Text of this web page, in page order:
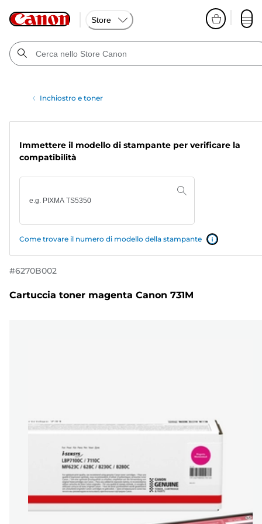
Store
Inchiostro e toner
Immettere il modello di stampante per verificare la
compatibilità
Come trovare il numero di modello della stampante
#6270B002
Cartuccia toner magenta Canon 731M